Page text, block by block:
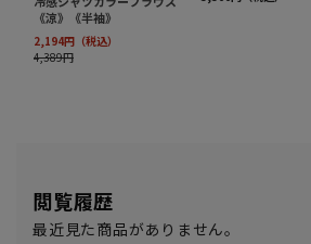
閲覧履歴
最近見た商品がありません。